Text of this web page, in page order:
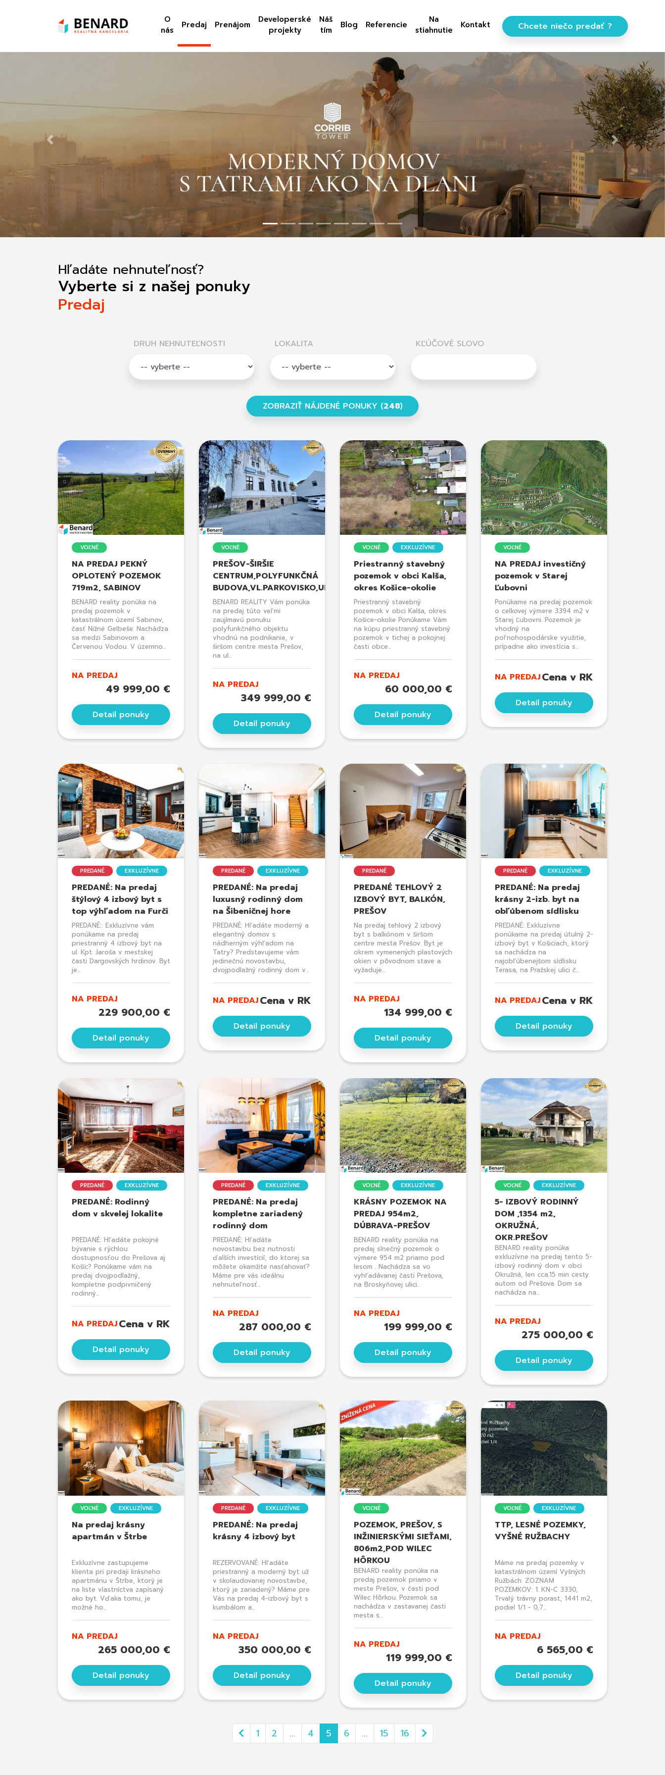
O
nás
Predaj Prenájom
Developerské
projekty
Náš
tím
Blog Referencie
Na
stiahnutie
Kontakt Chcete niečo predať ?
Previous Next
Hľadáte nehnuteľnosť?
Vyberte si z našej ponuky
Predaj
DRUH NEHNUTEĽNOSTI LOKALITA KĽÚČOVÉ SLOVO
ZOBRAZIŤ NÁJDENÉ PONUKY (248)
VOĽNÉ
NA PREDAJ PEKNÝ
OPLOTENÝ POZEMOK
719m2, SABINOV
BENARD reality ponúka na
predaj pozemok v
katastrálnom území Sabinov,
časť Nižné Gelbeše. Nachádza
sa medzi Sabinovom a
Červenou Vodou. V územno...
NA PREDAJ
49 999,00 €
Detail ponuky
VOĽNÉ
PREŠOV-ŠIRŠIE
CENTRUM,POLYFUNKČNÁ
BUDOVA,VL.PARKOVISKO,UL.VAJANSKÉHO
BENARD REALITY Vám ponúka
na predaj túto veľmi
zaujímavú ponuku
polyfunkčného objektu
vhodnú na podnikanie, v
širšom centre mesta Prešov,
na ul...
NA PREDAJ
349 999,00 €
Detail ponuky
VOĽNÉ EXKLUZÍVNE
Priestranný stavebný
pozemok v obci Kalša,
okres Košice-okolie
Priestranný stavebný
pozemok v obci Kalša, okres
Košice-okolie Ponúkame Vám
na kúpu priestranný stavebný
pozemok v tichej a pokojnej
časti obce...
NA PREDAJ
60 000,00 €
Detail ponuky
VOĽNÉ
NA PREDAJ investičný
pozemok v Starej
Ľubovni
Ponúkame na predaj pozemok
o celkovej výmere 3394 m2 v
Starej Ľubovni. Pozemok je
vhodný na
poľnohospodárske využitie,
prípadne ako investícia s...
NA PREDAJCena v RK
Detail ponuky
PREDANÉ EXKLUZÍVNE
PREDANÉ: Na predaj
štýlový 4 izbový byt s
top výhľadom na Furči
PREDANÉ:: Exkluzívne vám
ponúkame na predaj
priestranný 4 izbový byt na
ul. Kpt. Jaroša v mestskej
časti Dargovských hrdinov. Byt
je...
NA PREDAJ
229 900,00 €
Detail ponuky
PREDANÉ EXKLUZÍVNE
PREDANÉ: Na predaj
luxusný rodinný dom
na Šibeničnej hore
PREDANÉ: Hľadáte moderný a
elegantný domov s
nádherným výhľadom na
Tatry? Predstavujeme vám
jedinečnú novostavbu,
dvojpodlažný rodinný dom v...
NA PREDAJCena v RK
Detail ponuky
PREDANÉ
PREDANÉ TEHLOVÝ 2
IZBOVÝ BYT, BALKÓN,
PREŠOV
Na predaj tehlový 2 izbový
byt s balkónom v širšom
centre mesta Prešov. Byt je
okrem vymenených plastových
okien v pôvodnom stave a
vyžaduje...
NA PREDAJ
134 999,00 €
Detail ponuky
PREDANÉ EXKLUZÍVNE
PREDANÉ: Na predaj
krásny 2-izb. byt na
obľúbenom sídlisku
PREDANÉ: Exkluzívne
ponúkame na predaj útulný 2-
izbový byt v Košiciach, ktorý
sa nachádza na
najobľúbenejšom sídlisku
Terasa, na Pražskej ulici č...
NA PREDAJCena v RK
Detail ponuky
PREDANÉ EXKLUZÍVNE
PREDANÉ: Rodinný
dom v skvelej lokalite
PREDANÉ: Hľadáte pokojné
bývanie s rýchlou
dostupnosťou do Prešova aj
Košíc? Ponúkame vám na
predaj dvojpodlažný,
kompletne podpivničený
rodinný...
NA PREDAJCena v RK
Detail ponuky
PREDANÉ EXKLUZÍVNE
PREDANÉ: Na predaj
kompletne zariadený
rodinný dom
PREDANÉ: Hľadáte
novostavbu bez nutnosti
ďalších investícií, do ktorej sa
môžete okamžite nasťahovať?
Máme pre vás ideálnu
nehnuteľnosť...
NA PREDAJ
287 000,00 €
Detail ponuky
VOĽNÉ EXKLUZÍVNE
KRÁSNY POZEMOK NA
PREDAJ 954m2,
DÚBRAVA-PREŠOV
BENARD reality ponúka na
predaj slnečný pozemok o
výmere 954 m2 priamo pod
lesom . Nachádza sa vo
vyhľadávanej časti Prešova,
na Broskyňovej ulici...
NA PREDAJ
199 999,00 €
Detail ponuky
VOĽNÉ EXKLUZÍVNE
5- IZBOVÝ RODINNÝ
DOM ,1354 m2,
OKRUŽNÁ,
OKR.PREŠOV
BENARD reality ponúka
exkluzívne na predaj tento 5-
izbový rodinný dom v obci
Okružná, len cca.15 min cesty
autom od Prešova. Dom sa
nachádza na...
NA PREDAJ
275 000,00 €
Detail ponuky
VOĽNÉ EXKLUZÍVNE
Na predaj krásny
apartmán v Štrbe
Exkluzívne zastupujeme
klienta pri predaji krásneho
apartmánu v Štrbe, ktorý je
na liste vlastníctva zapísaný
ako byt. Vďaka tomu, je
možné ho...
NA PREDAJ
265 000,00 €
Detail ponuky
PREDANÉ EXKLUZÍVNE
PREDANÉ: Na predaj
krásny 4 izbový byt
REZERVOVANÉ: Hľadáte
priestranný a moderný byt už
v skolaudovanej novostavbe,
ktorý je zariadený? Máme pre
Vás na predaj 4-izbový byt s
kumbálom a...
NA PREDAJ
350 000,00 €
Detail ponuky
VOĽNÉ
POZEMOK, PREŠOV, S
INŽINIERSKÝMI SIEŤAMI,
806m2,POD WILEC
HÔRKOU
BENARD reality ponúka na
predaj pozemok priamo v
meste Prešov, v časti pod
Wilec Hôrkou. Pozemok sa
nachádza v zastavanej časti
mesta s...
NA PREDAJ
119 999,00 €
Detail ponuky
VOĽNÉ EXKLUZÍVNE
TTP, LESNÉ POZEMKY,
VYŠNÉ RUŽBACHY
Máme na predaj pozemky v
katastrálnom území Vyšných
Ružbách. ZOZNAM
POZEMKOV: 1. KN-C 3330,
Trvalý trávny porast, 1441 m2,
podiel 1/1 - 0,7...
NA PREDAJ
6 565,00 €
Detail ponuky
1 2 ... 4 5 6 ... 15 16